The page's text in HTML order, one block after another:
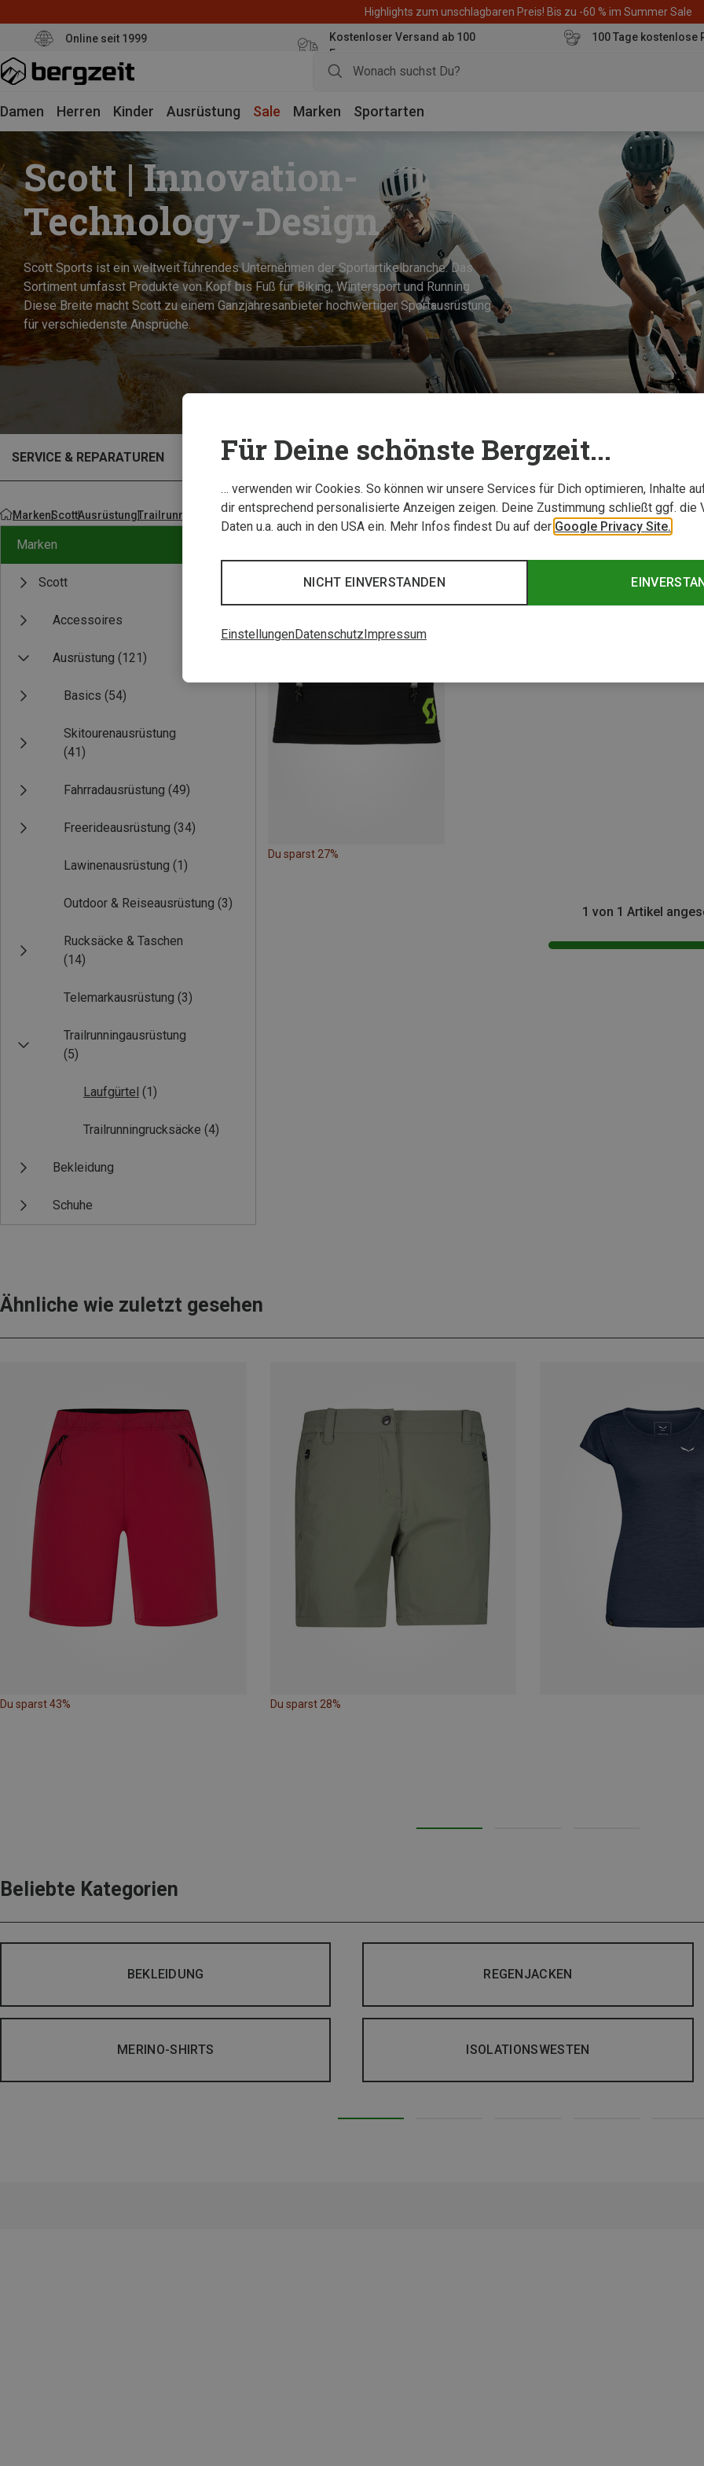
Highlights zum unschlagbaren Preis! Bis zu -60 % im Summer Sale
Online seit 1999
Kostenloser Versand ab 100
Euro
100 Tage kostenlose
Damen Herren Kinder Ausrüstung Sale Marken Sportarten
Scott | Innovation-
Technology-Design
Scott Sports ist ein weltweit führendes Unternehmen der Sportartikelbranche. Das
Sortiment umfasst Produkte von Kopf bis Fuß für Biking, Wintersport und Running.
Diese Breite macht Scott zu einem Ganzjahresanbieter hochwertiger Sportausrüstung
für verschiedenste Ansprüche.
SERVICE & REPARATUREN OUTLET TESTBERICHTE
MarkenScottAusrüstungTrailrunningausrüstung
Marken
Scott
Accessoires
Ausrüstung (121)
Basics (54)
Skitourenausrüstung
(41)
Fahrradausrüstung (49)
Freerideausrüstung (34)
Lawinenausrüstung (1)
Outdoor & Reiseausrüstung (3)
Rucksäcke & Taschen
(14)
Telemarkausrüstung (3)
Trailrunningausrüstung
(5)
Laufgürtel (1)
Trailrunningrucksäcke (4)
Bekleidung
Schuhe
Du sparst 27%
1 von 1 Artikel
Ähnliche wie zuletzt gesehen
Du sparst 43% Du sparst 28%
Beliebte Kategorien
BEKLEIDUNG REGENJACKEN
MERINO-SHIRTS ISOLATIONSWESTEN
Für Deine schönste Bergzeit...
… verwenden wir Cookies. So können wir unsere Services für Dich optimieren, Inhalte
dir entsprechend personalisierte Anzeigen zeigen. Deine Zustimmung schließt ggf. die
Daten u.a. auch in den USA ein. Mehr Infos findest Du auf der Google Privacy Site.
NICHT EINVERSTANDEN
EinstellungenDatenschutzImpressum